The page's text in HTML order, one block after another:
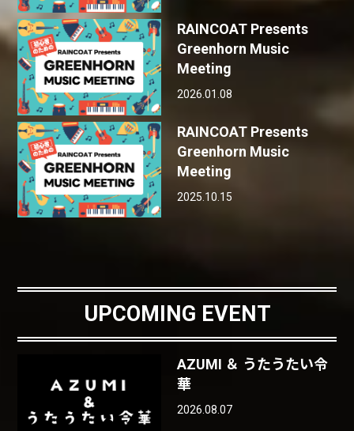
RAINCOAT Presents
Greenhorn Music
Meeting
2026.01.08
RAINCOAT Presents
Greenhorn Music
Meeting
2025.10.15
UPCOMING EVENT
AZUMI ＆ うたうたい令
華
2026.08.07